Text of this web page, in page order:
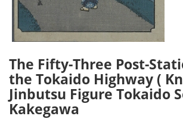
The Fifty-Three Post-
the Tokaido Highway (
Jinbutsu Figure Tokaido
Kakegawa